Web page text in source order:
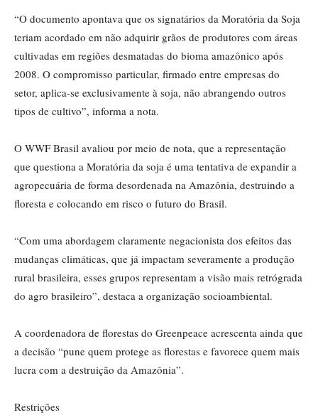
“O documento apontava que os signatários da Moratória da Soja
teriam acordado em não adquirir grãos de produtores com áreas
cultivadas em regiões desmatadas do bioma amazônico após
2008. O compromisso particular, firmado entre empresas do
setor, aplica-se exclusivamente à soja, não abrangendo outros
tipos de cultivo”, informa a nota.
O WWF Brasil avaliou por meio de nota, que a representação
que questiona a Moratória da soja é uma tentativa de expandir a
agropecuária de forma desordenada na Amazônia, destruindo a
floresta e colocando em risco o futuro do Brasil.
“Com uma abordagem claramente negacionista dos efeitos das
mudanças climáticas, que já impactam severamente a produção
rural brasileira, esses grupos representam a visão mais retrógrada
do agro brasileiro”, destaca a organização socioambiental.
A coordenadora de florestas do Greenpeace acrescenta ainda que
a decisão “pune quem protege as florestas e favorece quem mais
lucra com a destruição da Amazônia”.
Restrições